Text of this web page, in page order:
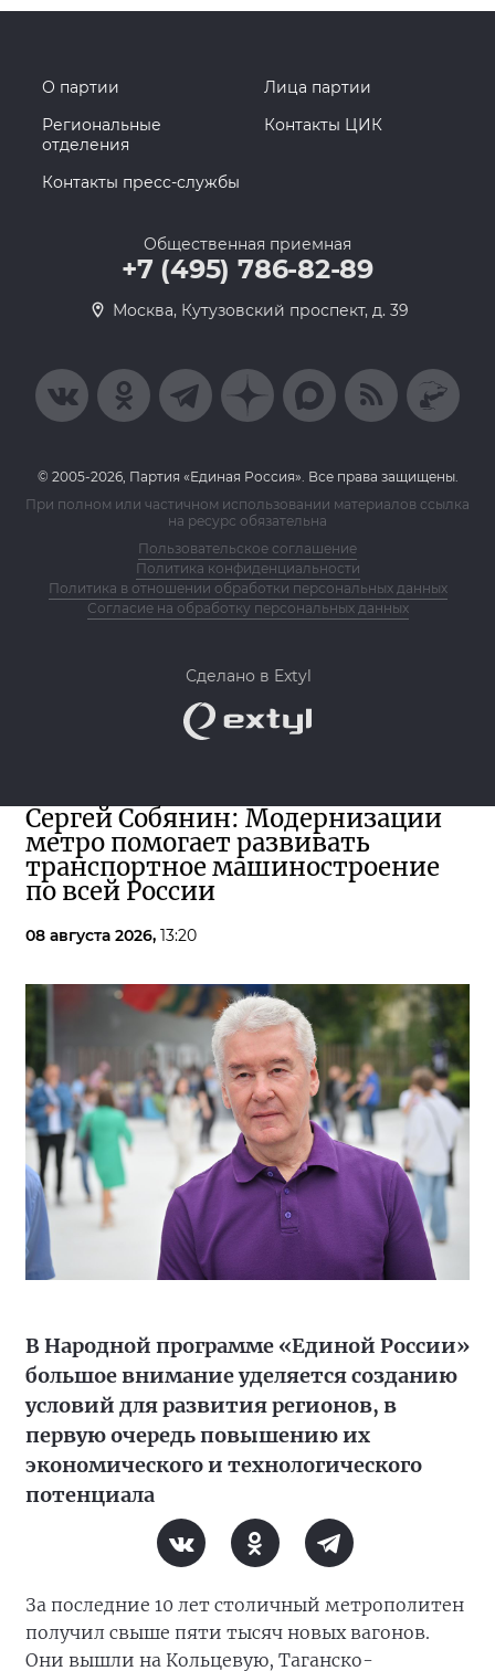
О партии
Лица партии
Региональные
отделения
Контакты ЦИК
Контакты пресс-службы
Общественная приемная
+7 (495) 786-82-89
Москва, Кутузовский проспект, д. 39
© 2005-2026, Партия «Единая Россия». Все права защищены.
При полном или частичном использовании материалов ссылка
на ресурс обязательна
Пользовательское соглашение
Политика конфиденциальности
Политика в отношении обработки персональных данных
Согласие на обработку персональных данных
Сделано в Extyl
Сергей Собянин: Модернизации
метро помогает развивать
транспортное машиностроение
по всей России
08 августа 2026, 13:20
В Народной программе «Единой России»
большое внимание уделяется созданию
условий для развития регионов, в
первую очередь повышению их
экономического и технологического
потенциала
За последние 10 лет столичный метрополитен
получил свыше пяти тысяч новых вагонов.
Они вышли на Кольцевую, Таганско-